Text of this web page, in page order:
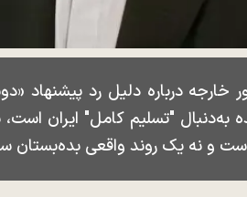
خارجه درباره دلیل رد پیشنهاد
به‌دنبال "تسلیم کامل" ایران
و نه یک روند واقعی بده‌بستان